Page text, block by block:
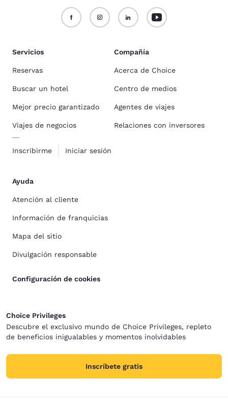
Servicios
Reservas
Buscar un hotel
Mejor precio garantizado
Viajes de negocios
Inscribirme Iniciar sesión
Compañía
Acerca de Choice
Centro de medios
Agentes de viajes
Relaciones con inversores
Ayuda
Atención al cliente
Información de franquicias
Mapa del sitio
Divulgación responsable
Configuración de cookies
Choice Privileges
Descubre el exclusivo mundo de Choice Privileges, repleto
de beneficios inigualables y momentos inolvidables
Inscríbete gratis